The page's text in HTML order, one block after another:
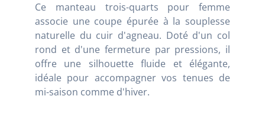
Ce manteau trois-quarts pour femme
associe une coupe épurée à la souplesse
naturelle du cuir d'agneau. Doté d'un col
rond et d'une fermeture par pressions, il
offre une silhouette fluide et élégante,
idéale pour accompagner vos tenues de
mi-saison comme d'hiver.